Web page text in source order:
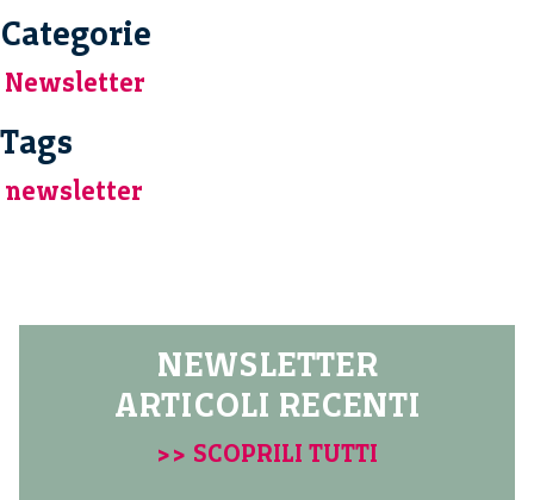
Categorie
Newsletter
Tags
newsletter
NEWSLETTER
ARTICOLI RECENTI
>> SCOPRILI TUTTI